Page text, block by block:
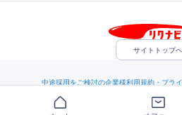
サイトトップへ
中途採用をご検討の企業様利用規約・プラ
（C）Indeed Inc.